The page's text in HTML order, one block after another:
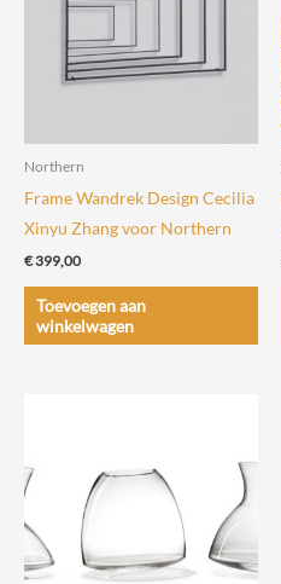
Northern
Frame Wandrek Design Cecilia
Xinyu Zhang voor Northern
€399,00
Toevoegen aan
winkelwagen